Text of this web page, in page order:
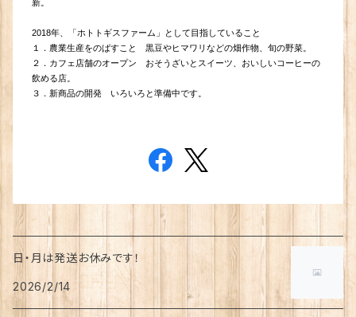
新。
2018年、「ホトトギスファーム」として目指していること
１．農業生産をのばすこと 黒豆やヒマワリなどの畑作物、旬の野菜。
２．カフェ店舗のオープン おそうざいとスイーツ、おいしいコーヒーの
飲める店。
３．新商品の開発 いろいろと準備中です。
日・月は発送お休みです！
2026/2/14